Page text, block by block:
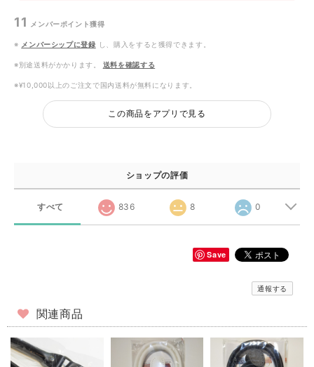
11 メンバーポイント獲得
※ メンバーシップに登録 し、購入をすると獲得できます。
※別途送料がかかります。 送料を確認する
※¥10,000以上のご注文で国内送料が無料になります。
この商品をアプリで見る
ショップの評価
すべて 836 8 0
Save
通報する
関連商品